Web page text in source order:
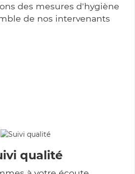
des mesures d'hygiène
de nos intervenants
qualité